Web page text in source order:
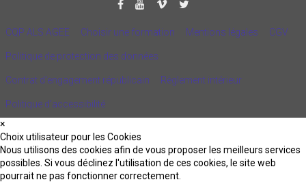
CQP ALS AGEE Choisir une formation Mentions légales CGV
Politique de protection des données
Contrat d'engagement républicain Règlement intérieur
Politique d’accessibilité
×
Choix utilisateur pour les Cookies
Nous utilisons des cookies afin de vous proposer les meilleurs services
possibles. Si vous déclinez l'utilisation de ces cookies, le site web
pourrait ne pas fonctionner correctement.